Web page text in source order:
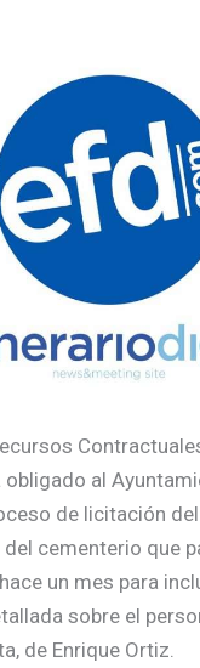
obligado al
de licitación
cementerio que
un mes para
sobre el
de Enrique Ortiz.